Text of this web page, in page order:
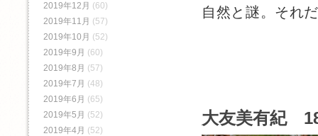
自然と謎。それ
大友美有紀
2019年12月 (60)
2019年11月 (57)
2019年10月 (52)
2019年9月 (60)
2019年8月 (57)
2019年7月 (48)
2019年6月 (65)
2019年5月 (52)
2019年4月 (52)